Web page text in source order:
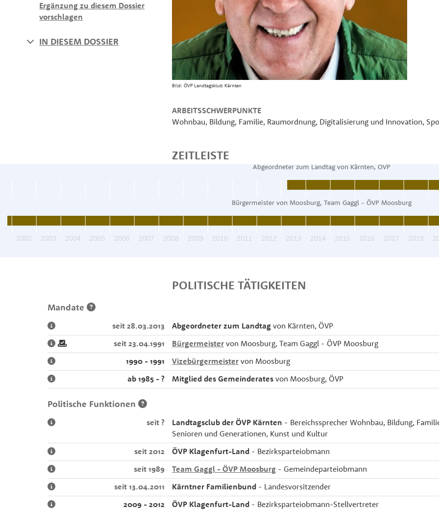
Ergänzung zu diesem Dossier
vorschlagen
IN DIESEM DOSSIER
Bild: ÖVP Landtagsklub Kärnten
ARBEITSSCHWERPUNKTE
Wohnbau, Bildung, Familie, Raumordnung, Digitalisierung und Innovation,
ZEITLEISTE
Abgeordneter zum Landtag von Kärnten, ÖVP
Bürgermeister von Moosburg, Team Gaggl - ÖVP Moosburg
2002 2003 2004 2005 2006 2007 2008 2009 2010 2011 2012 2013 2014 2015 2016 2017 2018
POLITISCHE TÄTIGKEITEN
Mandate
seit 28.03.2013 Abgeordneter zum Landtag von Kärnten, ÖVP
seit 23.04.1991
Bürgermeister von Moosburg, Team Gaggl - ÖVP Moosburg
1990 - 1991
Vizebürgermeister von Moosburg
ab 1985 - ?
Mitglied des Gemeinderates von Moosburg, ÖVP
Politische Funktionen
seit ? Landtagsclub der ÖVP Kärnten - Bereichssprecher Wohnbau, Bildung,
Senioren und Generationen, Kunst und Kultur
seit 2012
ÖVP Klagenfurt-Land - Bezirksparteiobmann
seit 1989
Team Gaggl - ÖVP Moosburg - Gemeindeparteiobmann
seit 13.04.2011
Kärntner Familienbund - Landesvorsitzender
2009 - 2012
ÖVP Klagenfurt-Land - Bezirksparteiobmann-Stellvertreter